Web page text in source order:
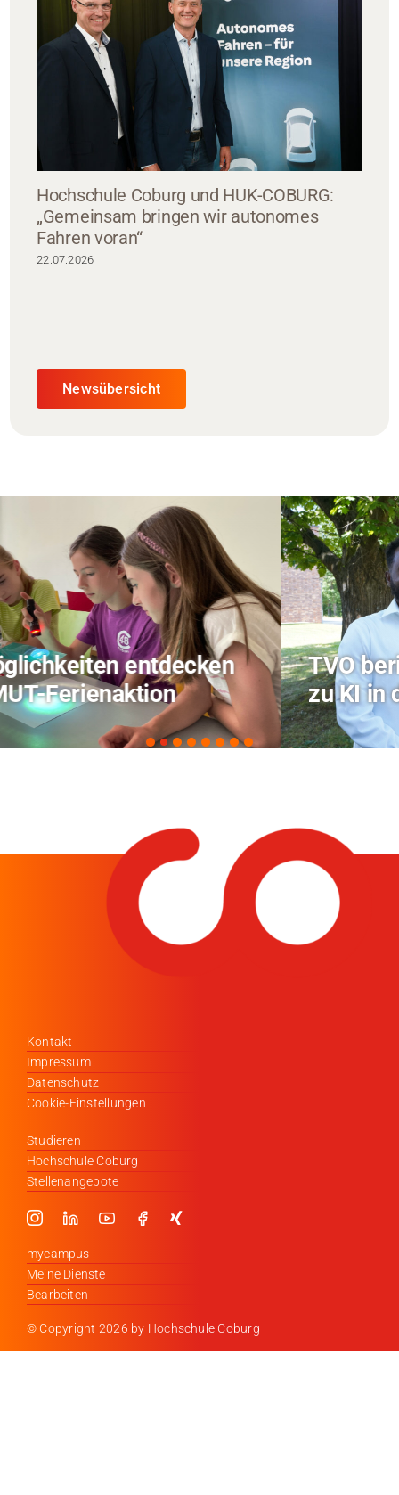
Hochschule Coburg und HUK-COBURG:
„Gemeinsam bringen wir autonomes
Fahren voran“
22.07.2026
Newsübersicht
TVO berichtet über Forschung
zu KI in der Landwirtschaft
Kontakt
Impressum
Datenschutz
Cookie-Einstellungen
Studieren
Hochschule Coburg
Stellenangebote
mycampus
Meine Dienste
Bearbeiten
© Copyright 2026 by Hochschule Coburg